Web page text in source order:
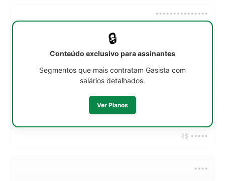
•••••••••••••••
R$ •••••
••••
🔒
Conteúdo exclusivo para assinantes
Segmentos que mais contratam Gasista com
salários detalhados.
Ver Planos